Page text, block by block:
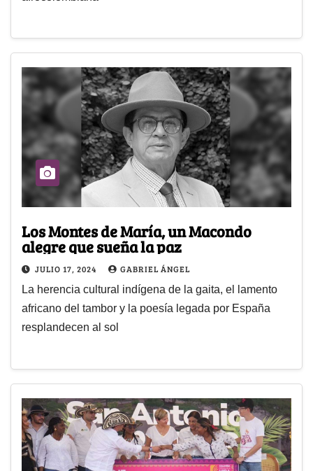
Los Montes de María, un Macondo
alegre que sueña la paz
JULIO 17, 2024 GABRIEL ÁNGEL
La herencia cultural indígena de la gaita, el lamento
africano del tambor y la poesía legada por España
resplandecen al sol